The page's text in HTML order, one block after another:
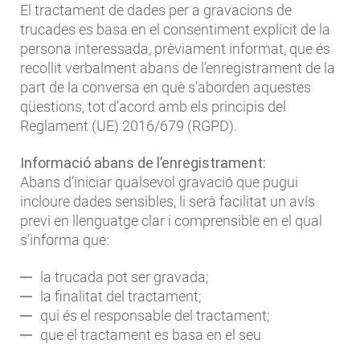
El tractament de dades per a gravacions de
trucades es basa en el consentiment explícit de la
persona interessada, prèviament informat, que és
recollit verbalment abans de l’enregistrament de la
part de la conversa en què s’aborden aquestes
qüestions, tot d’acord amb els principis del
Reglament (UE) 2016/679 (RGPD).
Informació abans de l’enregistrament:
Abans d’iniciar qualsevol gravació que pugui
incloure dades sensibles, li serà facilitat un avís
previ en llenguatge clar i comprensible en el qual
s’informa que:
la trucada pot ser gravada;
la finalitat del tractament;
qui és el responsable del tractament;
que el tractament es basa en el seu